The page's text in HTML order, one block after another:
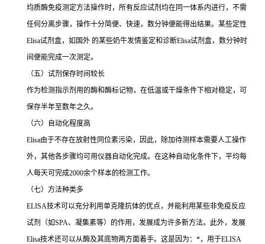
均质酶免疫测定方法操作时，所有反应试剂均在同一体系内进行，不需
任何分离步骤，操作十分简便、快速，数分钟便能得出结果。某些定性
Elisa试剂盒，如国外 的某些奶牛发情鉴定和诊断Elisa试剂盒，数分钟时
间便能完成一次测定。
（五）试剂保存时间较长
作为检测指示剂用的酶和酶标记物，在低温或干燥条件下相对稳定，可
保存半年至数年之久。
（六）自动化程度高
Elisa由于不存在放射性同位素污染，因此，除加待测样本需要人工操作
外，其他各步骤均可用仪器自动化完成。在这种自动化条件下，平均每
人每天可完成2000余个样本的检测工作。
（七）方法种类多
ELISA技术可以充分利用单克隆抗体的优点，并能利用某些非免疫反应
试剂（如SPA、凝集素等）的作用，发展成为许多新方法。此外，发展
Elisa技术还可以从酶及其底物两方面着手。这是因为： *，用于ELISA